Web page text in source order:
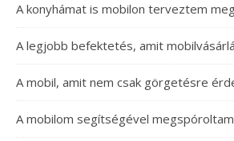
A konyhámat is mobilon terveztem
A legjobb befektetés, amit
A mobil, amit nem csak görgetésre
A mobilom segítségével